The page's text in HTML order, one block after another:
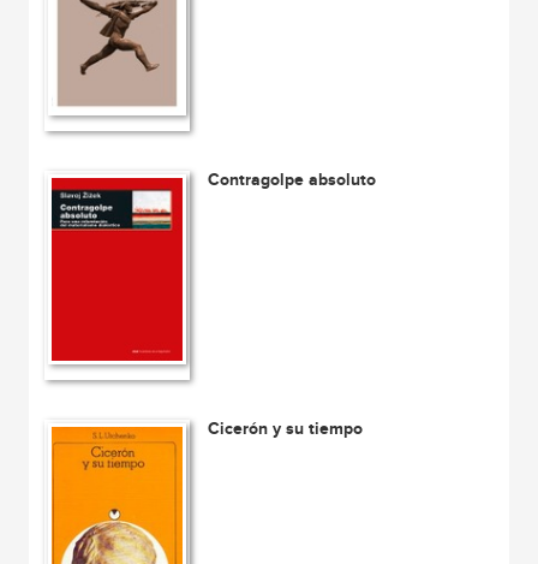
Contragolpe absoluto
Cicerón y su tiempo